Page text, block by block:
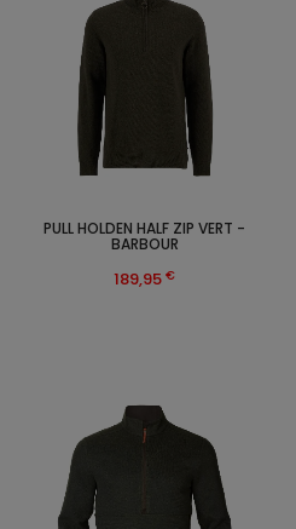
PULL HOLDEN HALF ZIP VERT -
BARBOUR
189,95 €